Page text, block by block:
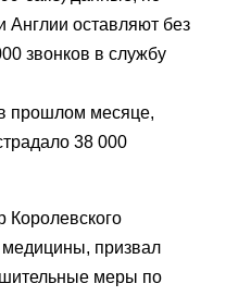
Англии оставляют без
звонков в службу
прошлом месяце,
38 000
Королевского
призвал
меры по